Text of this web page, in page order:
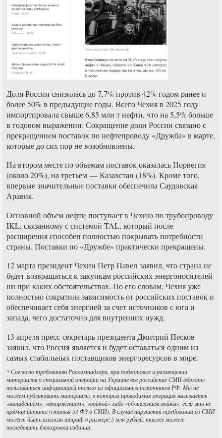
Доля России снизилась до 7,7% против 42% годом ранее и
более 50% в предыдущие годы. Всего Чехия в 2025 году
импортировала свыше 6,85 млн т нефти, что на 5,5% больше
в годовом выражении. Сокращение доли России связано с
прекращением поставок по нефтепроводу «Дружба» в марте,
которые до сих пор не возобновлены.
На втором месте по объемам поставок оказалась Норвегия
(около 20%), на третьем — Казахстан (18%). Кроме того,
впервые значительные поставки обеспечила Саудовская
Аравия.
Основной объем нефти поступает в Чехию по трубопроводу
IKL, связанному с системой TAL, который после
расширения способен полностью покрывать потребности
страны. Поставки по «Дружбе» практически прекращены.
12 марта президент Чехии Петр Павел заявил, что страна не
будет возвращаться к закупкам российских энергоносителей
ни при каких обстоятельствах. По его словам, Чехия уже
полностью сократила зависимость от российских поставок и
обеспечивает себя энергией за счет источников с юга и
запада, чего достаточно для внутренних нужд.
13 апреля пресс-секретарь президента Дмитрий Песков
заявил, что Россия является и будет оставаться одним из
самых стабильных поставщиков энергоресурсов в мире.
* Согласно требованию Роскомнадзора, при подготовке и размещении
материалов о специальной операции на Украине все российские СМИ обязаны
пользоваться информацией только из официальных источников РФ. Мы не
можем публиковать материалы, в которых проводимая операция называется
«нападением», «вторжением», «войной» либо «объявлением войны», если это не
прямая цитата (статья 53 ФЗ о СМИ). В случае нарушения требования со СМИ
может быть взыскан штраф в размере 5 млн рублей, также может
последовать блокировка издания.